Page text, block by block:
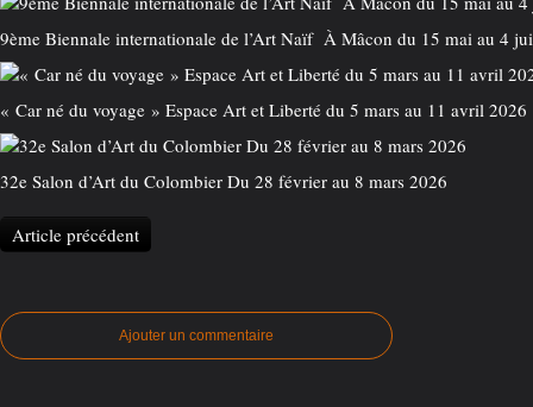
9ème Biennale internationale de l’Art Naïf À Mâcon du 15 mai au 4
« Car né du voyage » Espace Art et Liberté du 5 mars au 11 avril 2026
32e Salon d’Art du Colombier Du 28 février au 8 mars 2026
Article précédent
Ajouter un commentaire